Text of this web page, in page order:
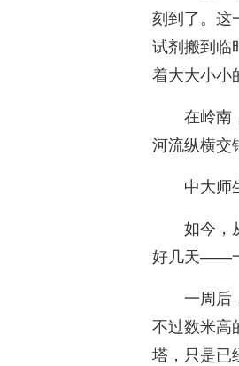
刻到了。这
试剂搬到临
着大大小小
在岭南
河流纵横交
中大师
如今，
好几天——
一周后
不过数米高
塔，只是已